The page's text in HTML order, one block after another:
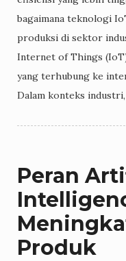
bagaimana teknologi
produksi di sektor
Internet of Things
yang terhubung ke
Dalam konteks
Peran
Produk